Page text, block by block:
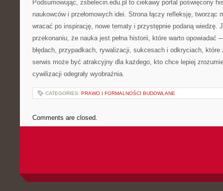
Podsumowując, zsbelecin.edu.pl to ciekawy portal poświęcony
naukowców i przełomowych idei. Strona łączy refleksję, tworząc
wracać po inspirację, nowe tematy i przystępnie podaną wiedzę.
przekonaniu, że nauka jest pełna historii, które warto opowiadać
błędach, przypadkach, rywalizacji, sukcesach i odkryciach, które
serwis może być atrakcyjny dla każdego, kto chce lepiej
cywilizacji odegrały wyobraźnia.
CATEGORIES: PRAWO I FORMALNOŚCI BUDOWLANE
Comments are closed.